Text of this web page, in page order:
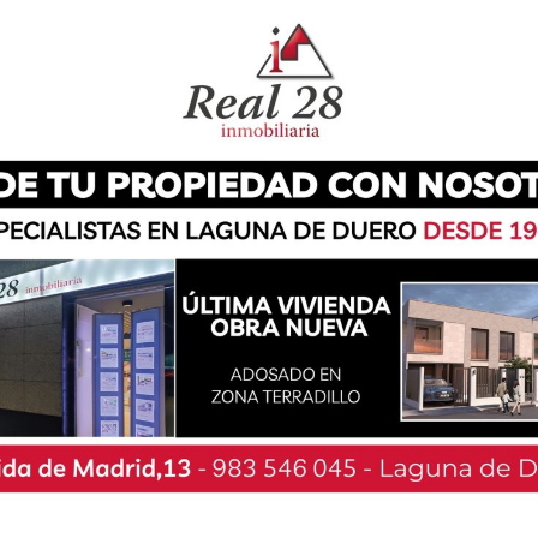
Kids & Us llevó a cabo este viernes una
que los alumnos, acompañados de sus
divertida gracias a los juegos y actividades
a las 17:15 horas con un fotomatón,
y niñas pudieron disfrutar de una tarde
Jotas, a la que acudieron 834 personas
un ambiente de comunidad que permitió
Este ambiente tan bueno se debe a
el centro como con sus hijos. Tal y como
Laguna de Duero, «son familias implicadas
día del aprendizaje de sus peques, como en
para acabar subrayando que «no podrían